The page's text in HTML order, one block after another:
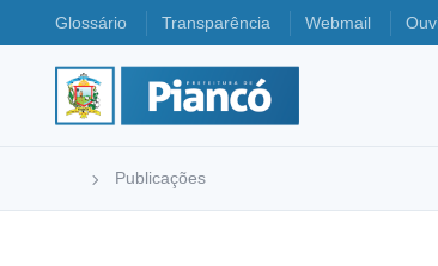
Glossário Transparência Webmail
Publicações